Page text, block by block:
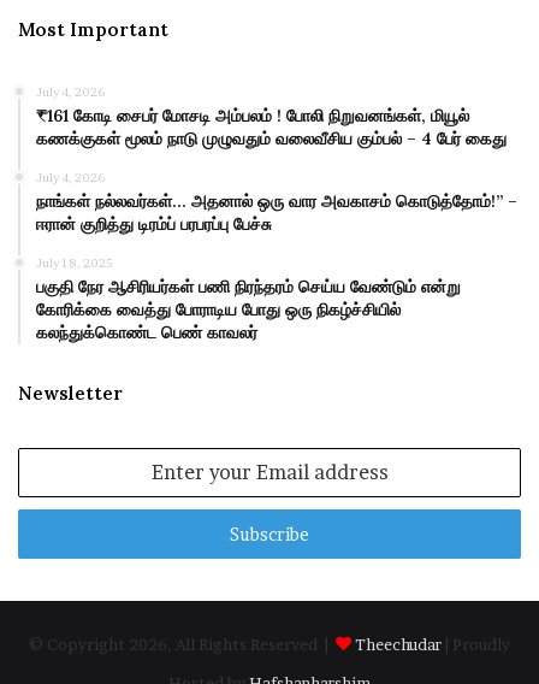
Most Important
July 4, 2026
₹161 கோடி சைபர் மோசடி அம்பலம் ! போலி நிறுவனங்கள், மியூல்
கணக்குகள் மூலம் நாடு முழுவதும் வலைவீசிய கும்பல் – 4 பேர் கைது
July 4, 2026
நாங்கள் நல்லவர்கள்… அதனால் ஒரு வார அவகாசம் கொடுத்தோம்!” –
ஈரான் குறித்து டிரம்ப் பரபரப்பு பேச்சு
July 18, 2025
பகுதி நேர ஆசிரியர்கள் பணி நிரந்தரம் செய்ய வேண்டும் என்று
கோரிக்கை வைத்து போராடிய போது ஒரு நிகழ்ச்சியில்
கலந்துக்கொண்ட பெண் காவலர்
Newsletter
Email
© Copyright 2026, All Rights Reserved | Theechudar
| Proudly